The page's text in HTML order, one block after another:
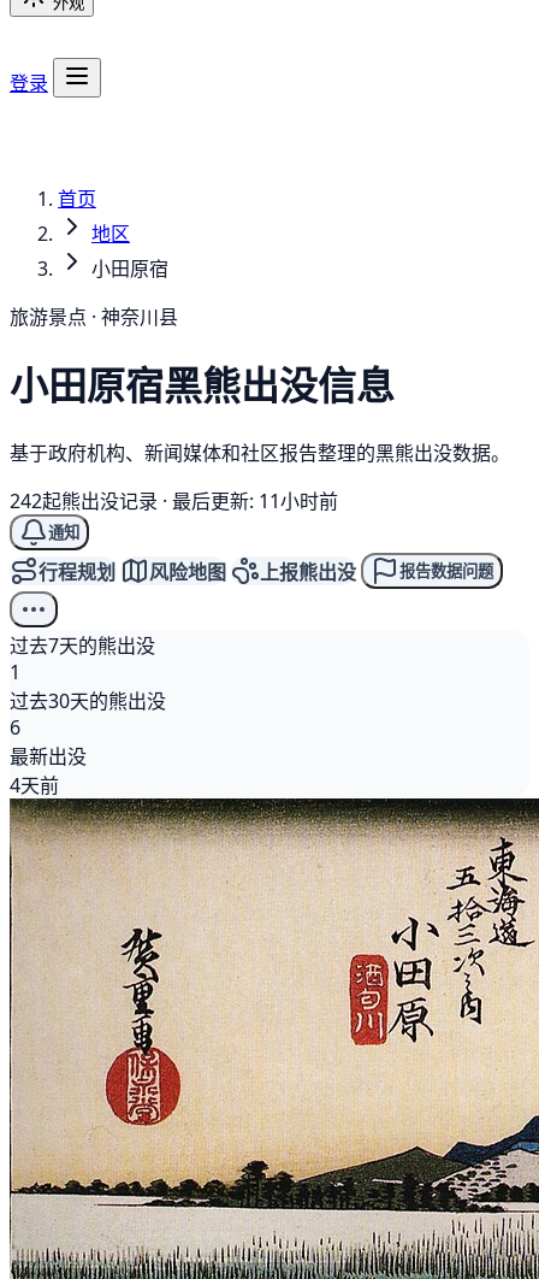
登录
首页
地区
小田原宿
旅游景点 · 神奈川县
小田原宿黑熊出没信息
基于政府机构、新闻媒体和社区报告整理的黑熊出没数据。
242起熊出没记录 · 最后更新: 11小时前
通知
行程规划 风险地图 上报熊出没 报告数据问题
过去7天的熊出没
1
过去30天的熊出没
6
最新出没
4天前